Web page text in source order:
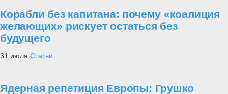
Корабли без капитана: почему «коалиция
желающих» рискует остаться без
будущего
31 июля Статьи
Ядерная репетиция Европы: Грушко